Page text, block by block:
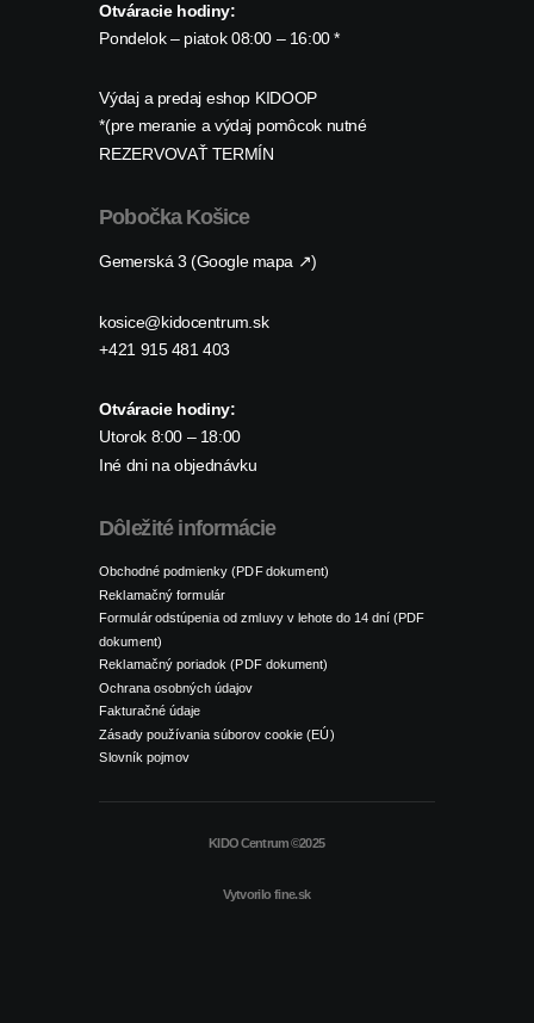
Otváracie hodiny:
Pondelok – piatok 08:00 – 16:00 *
Výdaj a predaj eshop KIDOOP
*(pre meranie a výdaj pomôcok nutné
REZERVOVAŤ TERMÍN
Pobočka Košice
Gemerská 3 (Google mapa ↗)
kosice@kidocentrum.sk
+421 915 481 403
Otváracie hodiny:
Utorok 8:00 – 18:00
Iné dni na objednávku
Dôležité informácie
Obchodné podmienky (PDF dokument)
Reklamačný formulár
Formulár odstúpenia od zmluvy v lehote do 14 dní (PDF
dokument)
Reklamačný poriadok (PDF dokument)
Ochrana osobných údajov
Fakturačné údaje
Zásady používania súborov cookie (EÚ)
Slovník pojmov
KIDO Centrum ©2025
Vytvorilo fine.sk